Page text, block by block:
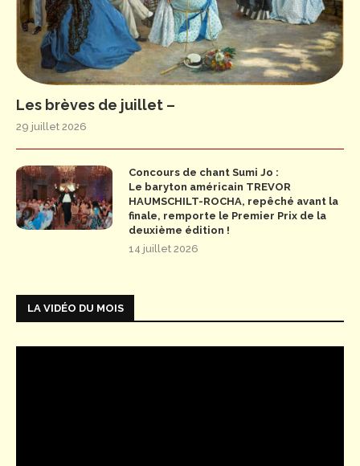
Les brèves de juillet –
29 juillet 2026
Concours de chant Sumi Jo :
Le baryton américain TREVOR
HAUMSCHILT-ROCHA, repêché avant la
finale, remporte le Premier Prix de la
deuxième édition !
14 juillet 2026
LA VIDÉO DU MOIS